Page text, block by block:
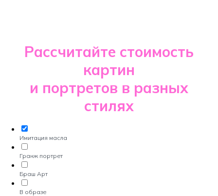
Рассчитайте стоимость
картин
и портретов в разных
стилях
Имитация масла
Гранж портрет
Браш Арт
В образе